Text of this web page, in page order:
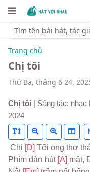
Trang chủ
Chị tôi
Thứ Ba, tháng 6 24,
Chị tôi | Sáng tác: nhạc
2024
Chị [D] Tôi ong thợ
Phím đàn hút [A] mật,